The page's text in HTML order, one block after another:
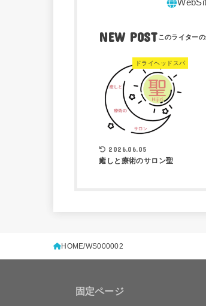
NEW POST
ドライヘッドスパ
2026.06.05
癒しと療術のサロン聖
HOME WS000002
固定ページ